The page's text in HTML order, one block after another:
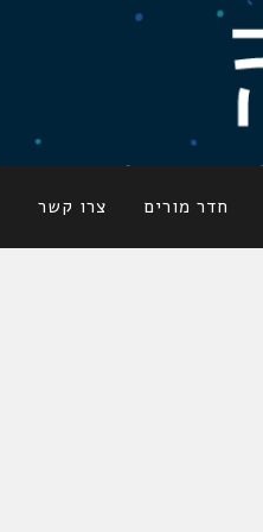
חדר מורים צרו קשר